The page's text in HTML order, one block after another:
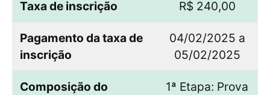
Taxa de inscrição R$ 240,00
Pagamento da taxa de
inscrição
04/02/2025 a
05/02/2025
Composição do
1ª Etapa: Prova